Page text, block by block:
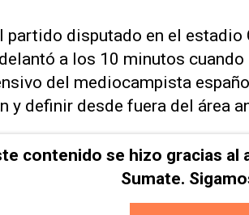
partido disputado en el
a los 10 minutos cuando
del ⁠mediocampista
y definir desde fuera del área
contenido se hizo gracias al
Sumate.